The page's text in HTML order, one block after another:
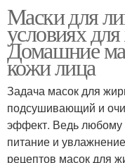
Маски для
условиях
Домашние
кожи лица
Задача масок для
подсушивающий и
эффект. Ведь любому
питание и
рецептов масок для